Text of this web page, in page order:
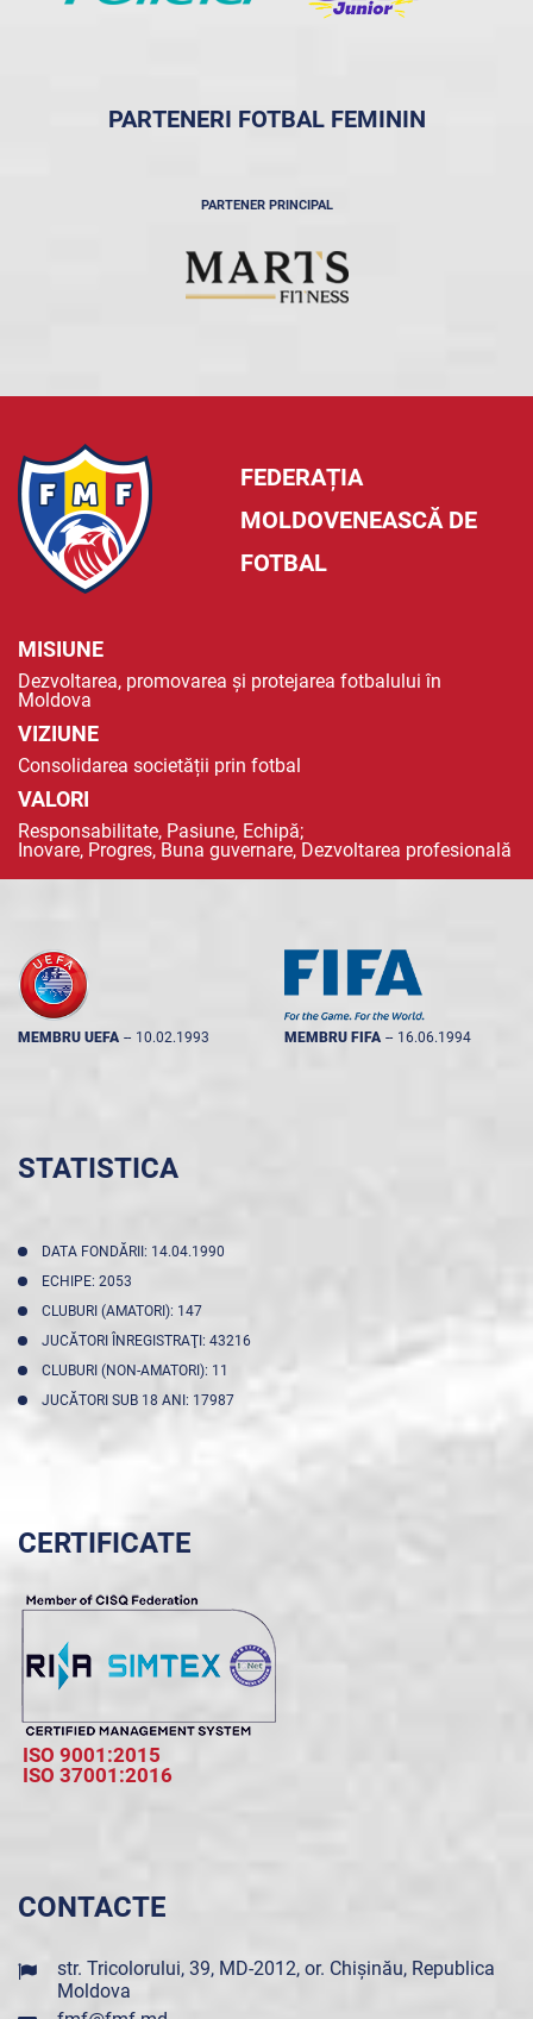
PARTENERI FOTBAL FEMININ
PARTENER PRINCIPAL
FEDERAȚIA
MOLDOVENEASCĂ DE
FOTBAL
MISIUNE
Dezvoltarea, promovarea și protejarea fotbalului în
Moldova
VIZIUNE
Consolidarea societății prin fotbal
VALORI
Responsabilitate, Pasiune, Echipă;
Inovare, Progres, Buna guvernare, Dezvoltarea profesională
MEMBRU UEFA -- 10.02.1993 MEMBRU FIFA -- 16.06.1994
STATISTICA
DATA FONDĂRII: 14.04.1990
ECHIPE: 2053
CLUBURI (AMATORI): 147
JUCĂTORI ÎNREGISTRAŢI: 43216
CLUBURI (NON-AMATORI): 11
JUCĂTORI SUB 18 ANI: 17987
CERTIFICATE
ISO 9001:2015
ISO 37001:2016
CONTACTE
str. Tricolorului, 39, MD-2012, or. Chișinău, Republica
Moldova